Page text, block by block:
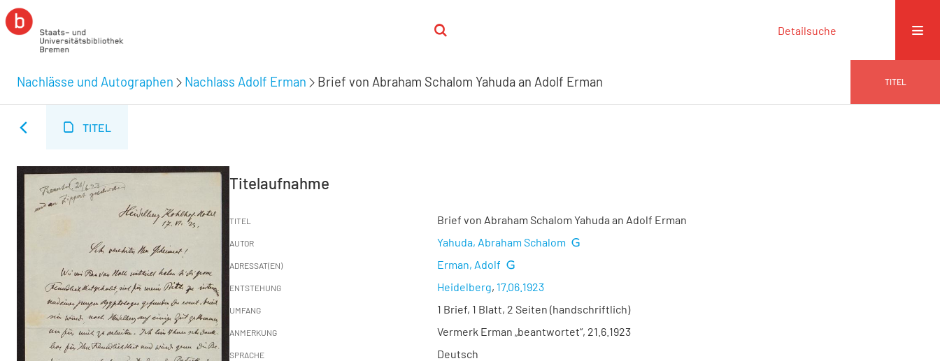
Detailsuche
Nachlässe und Autographen Nachlass Adolf Erman Brief von Abraham Schalom Yahuda an Adolf Erman TITEL
TITEL
Titelaufnahme
TITEL Brief von Abraham Schalom Yahuda an Adolf Erman
AUTOR Yahuda, Abraham Schalom
ADRESSAT(EN) Erman, Adolf
ENTSTEHUNG Heidelberg, 17.06.1923
UMFANG 1 Brief, 1 Blatt, 2 Seiten (handschriftlich)
ANMERKUNG Vermerk Erman „beantwortet“, 21.6.1923
SPRACHE Deutsch